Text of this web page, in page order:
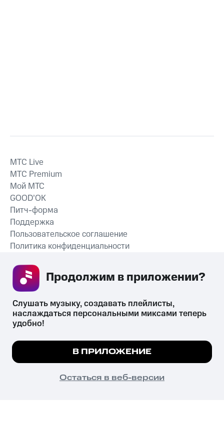
СКАЧАТЬ ПРИЛОЖЕНИЕ
MTС Live
MTС Premium
Мой МТС
GOOD’OK
Питч-форма
Поддержка
Пользовательское соглашение
Политика конфиденциальности
психотропных веществ, их аналогов причиняет вред здоровью,
их незаконный оборот запрещён и влечёт установленную
законодательством ответственность.
© 2026 ООО «КИОН».
Все права защищены
Мы используем куки, чтобы на сайте все
Подробнее
ПОНЯТНО
Слушать музыку, создавать плейлисты,
наслаждаться персональными миксами теперь
удобно!
В ПРИЛОЖЕНИЕ
Остаться в веб-версии